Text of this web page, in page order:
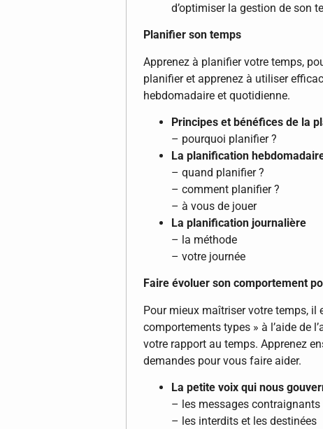
d’optimiser la gestion de son
Planifier son temps
Apprenez à planifier votre temps,
planifier et apprenez à utiliser
hebdomadaire et quotidienne.
Principes et bénéfices de la
– pourquoi planifier ?
La planification
– quand planifier ?
– comment planifier ?
– à vous de jouer
La planification journalière
– la méthode
– votre journée
Faire évoluer son comportement
Pour mieux maîtriser votre temps, il
comportements types » à l’aide de
votre rapport au temps. Apprenez
demandes pour vous faire aider.
La petite voix qui nous
– les messages contraignants
– les interdits et les destinées